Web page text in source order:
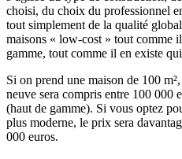
choisi, du choix du professionnel
tout simplement de la qualité
maisons « low-cost » tout comme
gamme, tout comme il en existe
Si on prend une maison de 100
neuve sera compris entre 100 000
(haut de gamme). Si vous optez
plus moderne, le prix sera
000 euros.